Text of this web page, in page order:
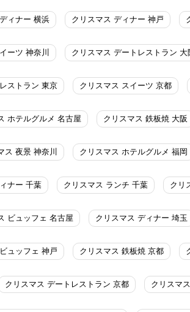
ィナー 横浜 クリスマス ディナー 神戸
ーツ 神奈川 クリスマス デートレストラン 大
ストラン 東京 クリスマス スイーツ 京都
ホテルグルメ 名古屋 クリスマス 鉄板焼 大阪
ス 夜景 神奈川 クリスマス ホテルグルメ 福岡
ナー 千葉 クリスマス ランチ 千葉 クリ
ビュッフェ 名古屋 クリスマス ディナー 埼玉
ュッフェ 神戸 クリスマス 鉄板焼 京都
クリスマス デートレストラン 京都 クリスマ